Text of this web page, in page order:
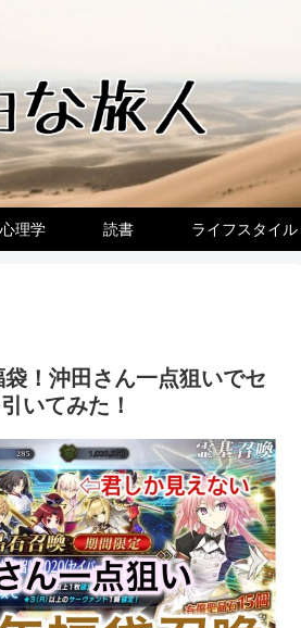
心理学 読書 ライフスタイル
袋！沖田さん一点狙いでセ
いてみた！